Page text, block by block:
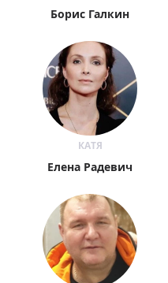
Борис Галкин
КАТЯ
Елена Радевич